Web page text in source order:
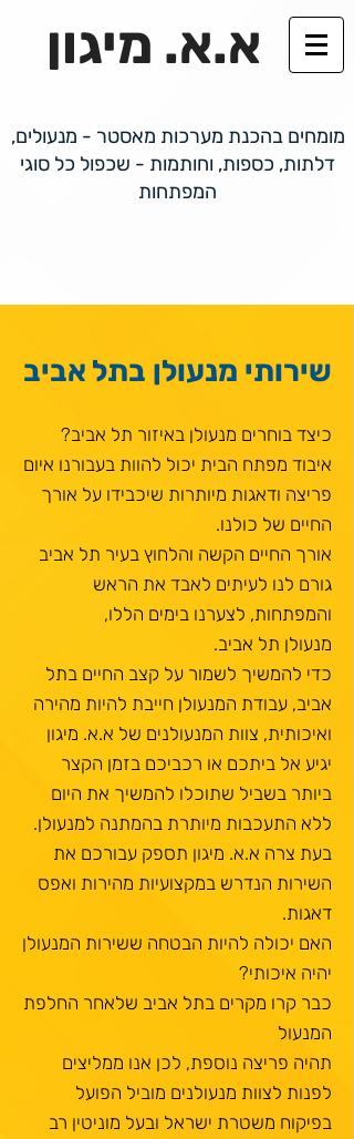
א.א. מיגון
מומחים בהכנת מערכות מאסטר - מנעולים,
דלתות, כספות, וחותמות - שכפול כל סוגי
המפתחות
שירותי מנעולן בתל אביב
כיצד בוחרים מנעולן באיזור תל אביב?
איבוד מפתח הבית יכול להוות בעבורנו איום
פריצה ודאגות מיותרות שיכבידו על אורך
החיים של כולנו.
אורך החיים הקשה והלחוץ בעיר תל אביב
גורם לנו לעיתים לאבד את הראש
והמפתחות, לצערנו בימים הללו,
​מנעולן תל אביב.
כדי להמשיך לשמור על קצב החיים בתל
אביב, עבודת המנעולן חייבת להיות מהירה
ואיכותית, צוות המנעולנים של א.א. מיגון
יגיע אל ביתכם או רכביכם בזמן הקצר
ביותר בשביל שתוכלו להמשיך את היום
ללא התעכבות מיותרת בהמתנה למנעולן.
בעת צרה א.א. מיגון תספק עבורכם את
השירות הנדרש במקצועיות מהירות ואפס
דאגות.
האם יכולה להיות הבטחה ששירות המנעולן
יהיה איכותי?
כבר קרו מקרים בתל אביב שלאחר החלפת
המנעול
תהיה פריצה נוספת, לכן אנו ממליצים
לפנות לצוות מנעולנים מוביל הפועל
בפיקוח משטרת ישראל ובעל מוניטין רב